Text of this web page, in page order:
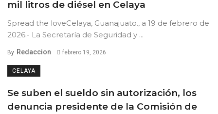
mil litros de diésel en Celaya
Spread the loveCelaya, Guanajuato., a 19 de febrero de
2026.- La Secretaría de Seguridad y ...
By Redaccion febrero 19, 2026
CELAYA
Se suben el sueldo sin autorización, los
denuncia presidente de la Comisión de